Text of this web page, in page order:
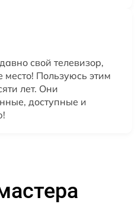
свой телевизор,
место! Пользуюсь этим
лет. Они
доступные и